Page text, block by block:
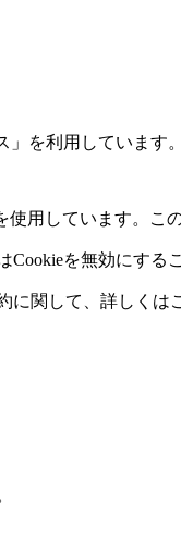
を利用しています。
使用しています。こ
を無効にする
に関して、詳しくは